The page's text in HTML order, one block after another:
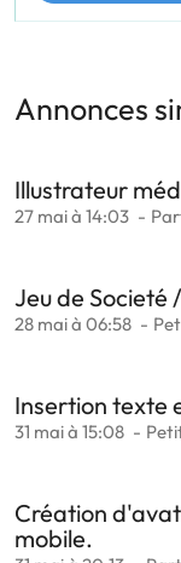
Annonces
Illustrateur
27 mai à 14:03
Jeu de Societé
28 mai à 06:58
Insertion texte
31 mai à 15:08
Création
mobile.